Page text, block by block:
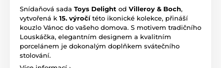
Snídaňová sada Toys Delight od Villeroy & Boch,
vytvořená k 15. výročítéto ikonické kolekce, přináší
kouzlo Vánoc do vašeho domova. S motivem tradičního
Louskáčka, elegantním designem a kvalitním
porcelánem je dokonalým doplňkem svátečního
stolování.